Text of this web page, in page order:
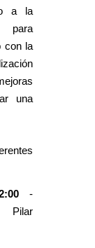
a la
para
con la
una
-
Pilar